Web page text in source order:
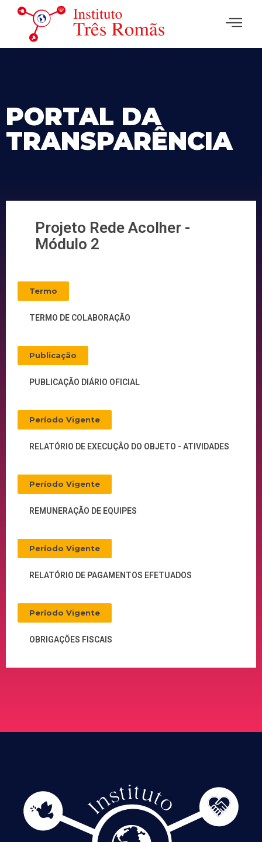
PORTAL DA
TRANSPARÊNCIA
Projeto Rede Acolher -
Módulo 2
Termo
TERMO DE COLABORAÇÃO
Publicação
PUBLICAÇÃO DIÁRIO OFICIAL
Período Vigente
RELATÓRIO DE EXECUÇÃO DO OBJETO - ATIVIDADES
Período Vigente
REMUNERAÇÃO DE EQUIPES
Período Vigente
RELATÓRIO DE PAGAMENTOS EFETUADOS
Período Vigente
OBRIGAÇÕES FISCAIS